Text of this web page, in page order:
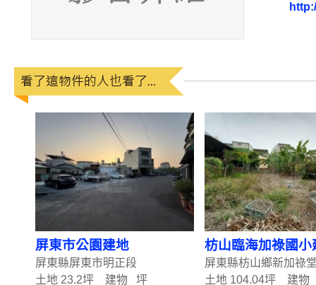
屏東市公園建地
屏東縣屏東市明正段
土地 23.2坪 建物 坪
枋山臨海加祿國小
屏東縣枋山鄉新加祿
土地 104.04坪 建物